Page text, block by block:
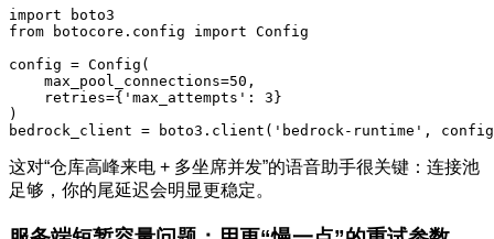
import boto3
from botocore.config import Config
config = Config(
    max_pool_connections=50,
    retries={'max_attempts': 3}
)
这对“仓库高峰来电 + 多坐席并发”的语音助手很关键：连接池
足够，你的尾延迟会明显更稳定。